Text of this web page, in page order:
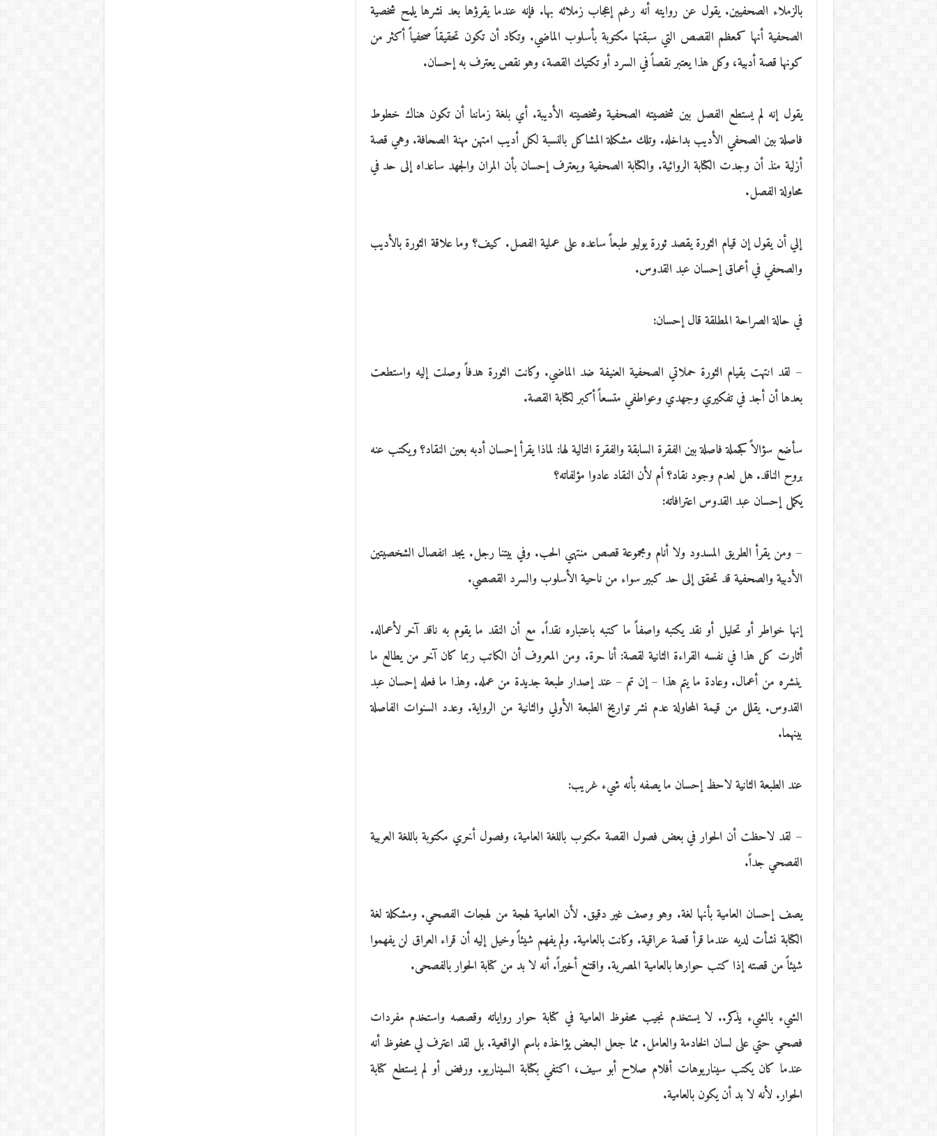
بالزملاء الصحفيين. يقول عن روايته أنه رغم إعجاب زملائه بها. فإنه عندما يقرؤها بعد نشرها يلمح شخصية
الصحفية أنها كمعظم القصص التي سبقتها مكتوبة بأسلوب الماضي. وتكاد أن تكون تحقيقاً صحفياً أكثر من
كونها قصة أدبية، وكل هذا يعتبر نقصاً في السرد أو تكتيك القصة، وهو نقص يعترف به إحسان.
يقول إنه لم يستطع الفصل بين شخصيته الصحفية وشخصيته الأديبة. أي بلغة زماننا أن تكون هناك خطوط
فاصلة بين الصحفي الأديب بداخله. وتلك مشكلة المشاكل بالنسبة لكل أديب امتهن مهنة الصحافة. وهي قصة
أزلية منذ أن وجدت الكتابة الروائية. والكتابة الصحفية ويعترف إحسان بأن المران والجهد ساعداه إلى حد في
محاولة الفصل.
إلي أن يقول إن قيام الثورة يقصد ثورة يوليو طبعاً ساعده على عملية الفصل. كيف؟ وما علاقة الثورة بالأديب
والصحفي في أعماق إحسان عبد القدوس.
في حالة الصراحة المطلقة قال إحسان:
– لقد انتهت بقيام الثورة حملاتي الصحفية العنيفة ضد الماضي. وكانت الثورة هدفاً وصلت إليه واستطعت
بعدها أن أجد في تفكيري وجهدي وعواطفي متسعاً أكبر لكتابة القصة.
سأضع سؤالاً كجملة فاصلة بين الفقرة السابقة والفقرة التالية لها: لماذا يقرأ إحسان أدبه بعين النقاد؟ ويكتب عنه
بروح الناقد. هل لعدم وجود نقاد؟ أم لأن النقاد عادوا مؤلفاته؟
يكمل إحسان عبد القدوس اعترافاته:
– ومن يقرأ الطريق المسدود ولا أنام ومجموعة قصص منتهي الحب. وفي بيتنا رجل. يجد انفصال الشخصيتين
الأدبية والصحفية قد تحقق إلى حد كبير سواء من ناحية الأسلوب والسرد القصصي.
إنها خواطر أو تحليل أو نقد يكتبه واصفاً ما كتبه باعتباره نقداً. مع أن النقد ما يقوم به ناقد آخر لأعماله.
أثارت كل هذا في نفسه القراءة الثانية لقصة: أنا حرة. ومن المعروف أن الكاتب ربما كان آخر من يطالع ما
ينشره من أعمال. وعادة ما يتم هذا – إن تم – عند إصدار طبعة جديدة من عمله. وهذا ما فعله إحسان عبد
القدوس. يقلل من قيمة المحاولة عدم نشر تواريخ الطبعة الأولي والثانية من الرواية. وعدد السنوات الفاصلة
بينهما.
عند الطبعة الثانية لاحظ إحسان ما يصفه بأنه شيء غريب:
– لقد لاحظت أن الحوار في بعض فصول القصة مكتوب باللغة العامية، وفصول أخري مكتوبة باللغة العربية
الفصحي جداً.
يصف إحسان العامية بأنها لغة. وهو وصف غير دقيق. لأن العامية لهجة من لهجات الفصحي. ومشكلة لغة
الكتابة نشأت لديه عندما قرأ قصة عراقية. وكانت بالعامية. ولم يفهم شيئاً وخيل إليه أن قراء العراق لن يفهموا
شيئاً من قصته إذا كتب حوارها بالعامية المصرية. واقتنع أخيراً. أنه لا بد من كتابة الحوار بالفصحى.
الشيء بالشيء يذكر.. لا يستخدم نجيب محفوظ العامية في كتابة حوار رواياته وقصصه واستخدم مفردات
فصحي حتي على لسان الخادمة والعامل. مما جعل البعض يؤاخذه باسم الواقعية. بل لقد اعترف لي محفوظ أنه
عندما كان يكتب سيناريوهات أفلام صلاح أبو سيف، اكتفي بكتابة السيناريو. ورفض أو لم يستطع كتابة
الحوار. لأنه لا بد أن يكون بالعامية.